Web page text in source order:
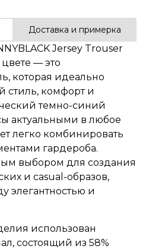
Доставка и примерка
Jersey Trouser
— это
которая идеально
стиль, комфорт и
темно-синий
актуальными в любое
легко комбинировать
гардероба.
выбором для создания
и casual-образов,
элегантностью и
использован
состоящий из 58%